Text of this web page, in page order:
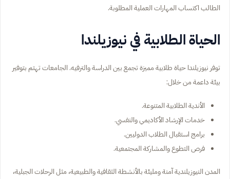
الطالب اكتساب المهارات العملية المطلوبة.
الحياة الطلابية في نيوزيلندا
توفر نيوزيلندا حياة طلابية مميزة تجمع بين الدراسة والترفيه. الجامعات تهتم بتوفير
بيئة داعمة من خلال:
الأندية الطلابية المتنوعة.
خدمات الإرشاد الأكاديمي والنفسي.
برامج استقبال الطلاب الدوليين.
فرص التطوع والمشاركة المجتمعية.
المدن النيوزيلندية آمنة ومليئة بالأنشطة الثقافية والطبيعية، مثل الرحلات الجبلية،